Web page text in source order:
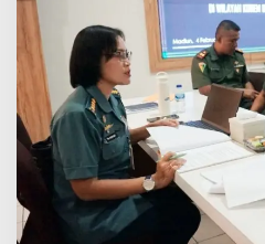
T
e
r
m
a
A
u